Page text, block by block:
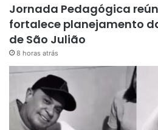
Jornada Pedagógica
fortalece planejamento
de São Julião
8 horas atrás